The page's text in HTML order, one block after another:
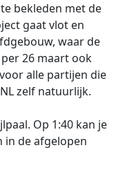
bekleden met de
gaat vlot en
waar de
26 maart ook
alle partijen die
zelf natuurlijk.
Op 1:40 kan je
in de afgelopen